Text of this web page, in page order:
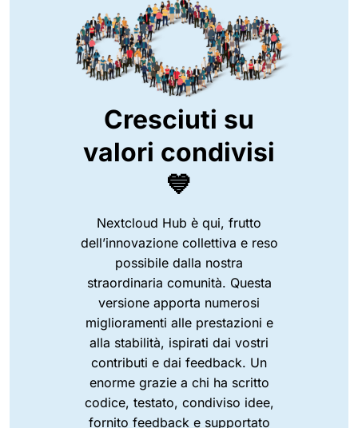
Cresciuti su
valori condivisi
💙
Nextcloud Hub è qui, frutto
dell’innovazione collettiva e reso
possibile dalla nostra
straordinaria comunità. Questa
versione apporta numerosi
miglioramenti alle prestazioni e
alla stabilità, ispirati dai vostri
contributi e dai feedback. Un
enorme grazie a chi ha scritto
codice, testato, condiviso idee,
fornito feedback e supportato